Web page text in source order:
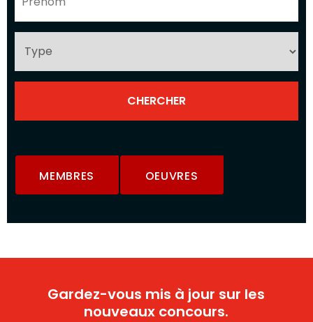
MEMBRES OEUVRES
Gardez-vous mis à jour sur les
nouveaux concours.